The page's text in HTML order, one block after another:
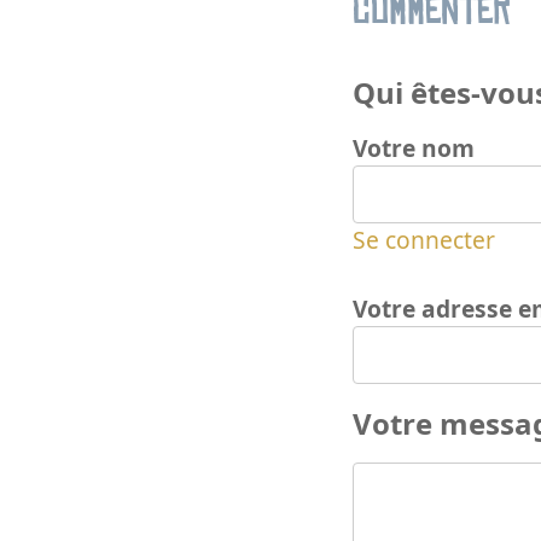
Commenter
Qui êtes-
Votre nom
Se connecter
Votre adresse
Votre